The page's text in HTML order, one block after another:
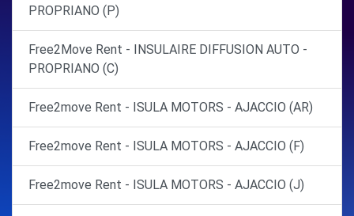
PROPRIANO (P)
Free2Move Rent - INSULAIRE DIFFUSION AUTO -
PROPRIANO (C)
Free2move Rent - ISULA MOTORS - AJACCIO (AR)
Free2move Rent - ISULA MOTORS - AJACCIO (F)
Free2move Rent - ISULA MOTORS - AJACCIO (J)